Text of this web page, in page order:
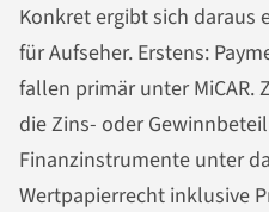
Konkret ergibt sich daraus
für Aufseher. Erstens:
fallen primär unter MiCAR.
die Zins- oder
Finanzinstrumente unter
Wertpapierrecht inklusive